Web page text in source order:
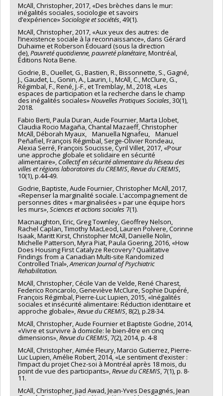
McAll, Christopher, 2017, «Des brèches dans le mur:
inégalités sociales, sociologie et savoirs
d’expérience»Sociologie et sociétés , 49(1).
McAll, Christopher, 2017, «Aux yeux des autres: de
l’inexistence sociale à la reconnaissance», dans Gérard
Duhaime et Roberson Édouard (sous la direction
de), Pauvreté quotidienne, pauvreté planétaire , Montréal,
Éditions Nota Bene.
Godrie, B., Ouellet, G., Bastien, R., Bissonnette, S., Gagné,
J., Gaudet, L., Gonin, A., Laurin, I., McAll, C., McClure, G.,
Régimbal, F., René, J.-F., et Tremblay, M., 2018, «Les
espaces de participation et la recherche dans le champ
des inégalités sociales»Nouvelles Pratiques Sociales , 30(1),
2018.
Fabio Berti, Paula Duran, Aude Fournier, Marta Llobet,
Claudia Rocio Magaña, Chantal Mazaeff, Christopher
McAll, Déborah Myaux, Manuella Ngnafeu, Manuel
Peñafiel, François Régimbal, Serge-Olivier Rondeau,
Alexia Serré, François Soucisse, Cyril Villet, 2017, «Pour
une approche globale et solidaire en sécurité
alimentaire», Collectif en sécurité alimentaire du Réseau des
villes et régions laboratoires du CREMIS Revue du CREMIS
10(1), p.44-49.
Godrie, Baptiste, Aude Fournier, Christopher McAll, 2017,
«Repenser la marginalité sociale. L'accompagnement de
personnes dites « marginalisées » par une équipe hors
les murs», Sciences et actions sociales7(1).
Macnaughton, Eric, Greg Townley, Geoffrey Nelson,
Rachel Caplan, Timothy MacLeod, Lauren Polvere, Corinne
Isaak, Maritt Kirst, Christopher McAll, Danielle Nolin,
Michelle Patterson, Myra Piat, Paula Goering, 2016, «How
Does Housing First Catalyze Recovery? Qualitative
Findings from a Canadian Multi-site Randomized
Controlled Trial», American Journal of Psychiatric
Rehabilitation.
McAll, Christopher, Cécile Van de Velde, René Charest,
Federico Roncarolo, Geneviève McClure, Sophie Dupéré,
François Régimbal, Pierre-Luc Lupien, 2015, «Inégalités
sociales et insécurité alimentaire: Réduction identitaire et
approche globale», Revue du CREMIS , 8(2), p.28-34.
McAll, Christopher, Aude Fournier et Baptiste Godrie, 2014,
«Vivre et survivre à domicile: le bien-être en cinq
dimensions», Revue du CREMIS , 7(2), 2014, p. 4-8
McAll, Christopher, Aimée Fleury, Marcio Gutierrez, Pierre-
Luc Lupien, Amélie Robert, 2014, «Le sentiment d’exister :
l’impact du projet Chez-soi à Montréal après 18 mois, du
point de vue des participants», Revue du CREMIS , 7(1), p. 8-
11.
McAll, Christopher, Jiad Awad, Jean-Yves Desgagnés, Jean